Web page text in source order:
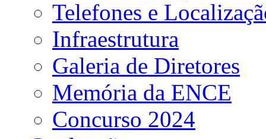
Telefones e
Infraestrutura
Galeria de Diretores
Memória da ENCE
Concurso 2024